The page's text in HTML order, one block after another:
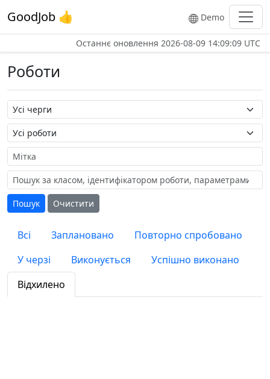
GoodJob 👍 Demo
Останнє оновлення 2026-08-09 14:09:09 UTC
Роботи
Назва черги
Назва роботи
Мітка
Пошук
Очистити
Всі Заплановано
Повторно спробовано
У черзі
Виконується
Успішно виконано
Відхилено